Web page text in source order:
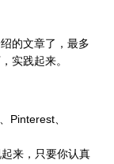
的文章了，最多
实践起来。
、
来，只要你认真